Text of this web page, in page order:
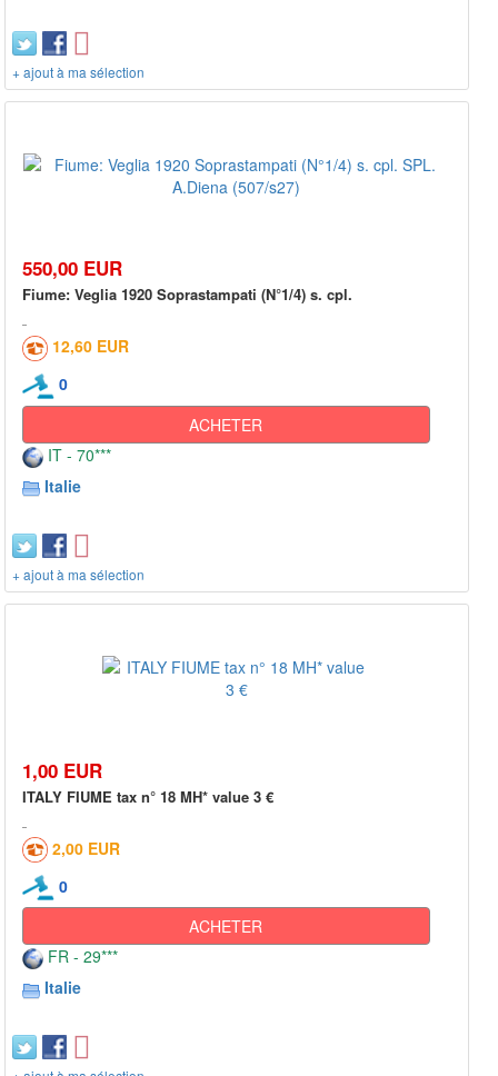
+ ajout à ma sélection
550,00 EUR
Fiume: Veglia 1920 Soprastampati (N°1/4) s. cpl.
12,60 EUR
0
ACHETER
IT - 70***
Italie
+ ajout à ma sélection
1,00 EUR
ITALY FIUME tax n° 18 MH* value 3 €
2,00 EUR
0
ACHETER
FR - 29***
Italie